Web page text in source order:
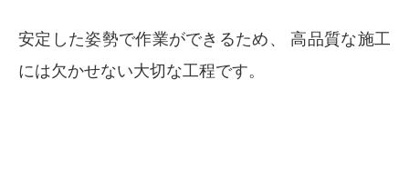
安定した姿勢で作業ができるため、 高品質な施工
には欠かせない大切な工程です。